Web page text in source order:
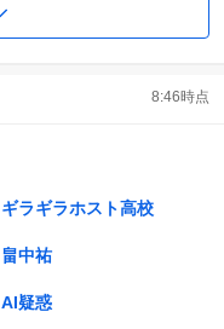
8:46時点
ギラギラホスト高校
畠中祐
AI疑惑